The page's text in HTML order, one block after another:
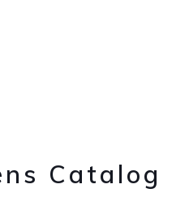
โปร พาราไดซ์พาร์ค
Catalog